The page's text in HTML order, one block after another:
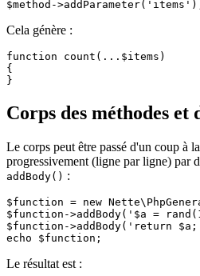
Cela génère :
function count(...$items)
{
Corps des méthodes et
Le corps peut être passé d'un coup à
progressivement (ligne par ligne) par
addBody() :
$function = new
$function->addBody('$a =
$function->addBody('return
Le résultat est :